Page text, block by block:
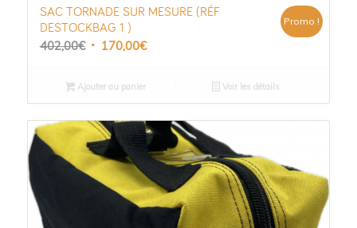
SAC TORNADE SUR MESURE (RÉF
DESTOCKBAG 1 )
402,00€ Le
initial
était :
402,00€.
170,00€Le
actuel
est :
170,00€.
Promo !
Ajouter au panier Voir les détails